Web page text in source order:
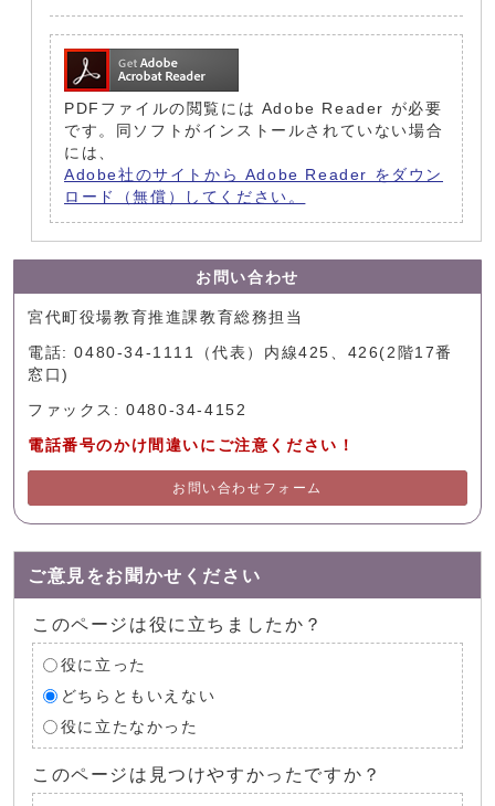
PDFファイルの閲覧には Adobe Reader が必要
です。同ソフトがインストールされていない場合
には、
Adobe社のサイトから Adobe Reader をダウン
ロード（無償）してください。
お問い合わせ
宮代町役場教育推進課教育総務担当
電話: 0480-34-1111（代表）内線425、426(2階17番
窓口)
ファックス: 0480-34-4152
電話番号のかけ間違いにご注意ください！
お問い合わせフォーム
ご意見をお聞かせください
このページは役に立ちましたか？
役に立った
どちらともいえない
役に立たなかった
このページは見つけやすかったですか？